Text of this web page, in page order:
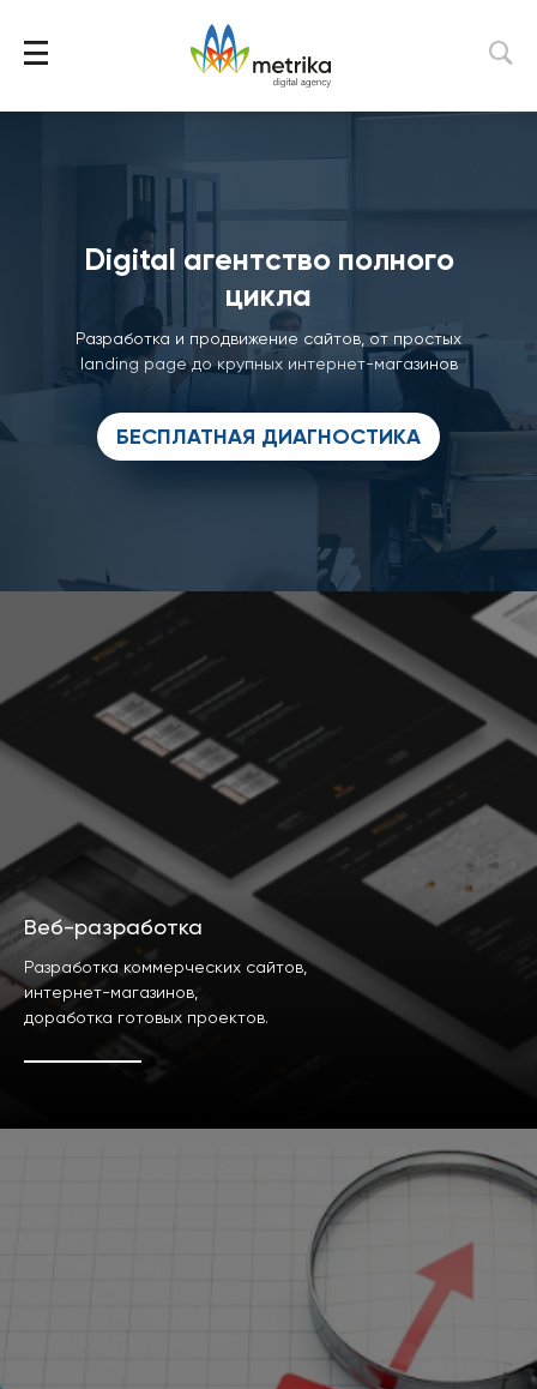
Digital агентство полного
цикла
Разработка и продвижение сайтов, от простых
landing page до крупных интернет-магазинов
БЕСПЛАТНАЯ ДИАГНОСТИКА
Веб-разработка
Разработка коммерческих сайтов,
интернет-магазинов,
доработка готовых проектов.